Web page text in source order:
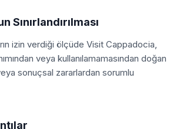
Sınırlandırılması
izin verdiği ölçüde Visit Cappadocia,
veya kullanılamamasından doğan
sonuçsal zararlardan sorumlu